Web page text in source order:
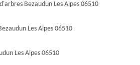
Bezaudun Les Alpes 06510
Les Alpes 06510
Les Alpes 06510